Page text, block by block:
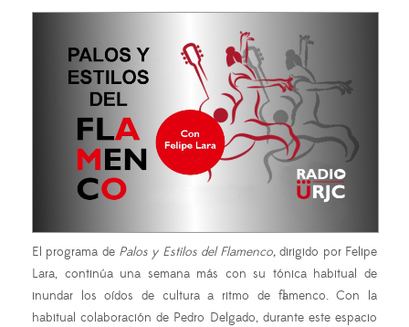
El programa de Palos y Estilos del Flamenco, dirigido por Felipe
Lara, continúa una semana más con su tónica habitual de
inundar los oídos de cultura a ritmo de flamenco. Con la
habitual colaboración de Pedro Delgado, durante este espacio